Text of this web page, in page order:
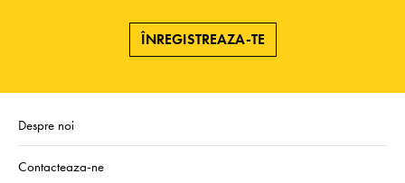
ÎNREGISTREAZA-TE
Despre noi
Contacteaza-ne